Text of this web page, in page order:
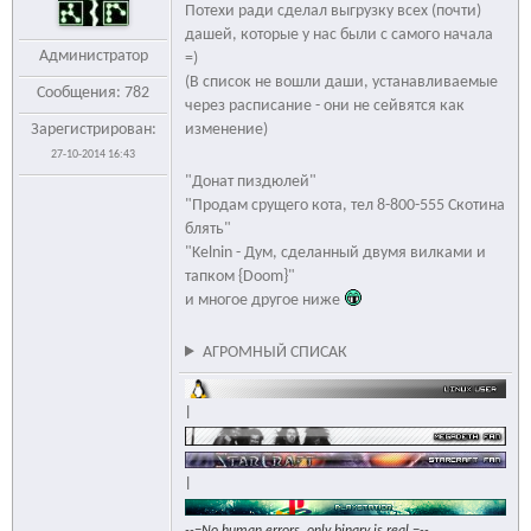
Администратор
Сообщения: 782
Зарегистрирован:
27-10-2014 16:43
Потехи ради сделал выгрузку всех (почти)
дашей, которые у нас были с самого начала
=)
(В список не вошли даши, устанавливаемые
через расписание - они не сейвятся как
изменение)
"Донат пиздюлей"
"Продам срущего кота, тел 8-800-555 Скотина
блять"
"Kelnin - Дум, сделанный двумя вилками и
тапком {Doom}"
и многое другое ниже
АГРОМНЫЙ СПИСАК